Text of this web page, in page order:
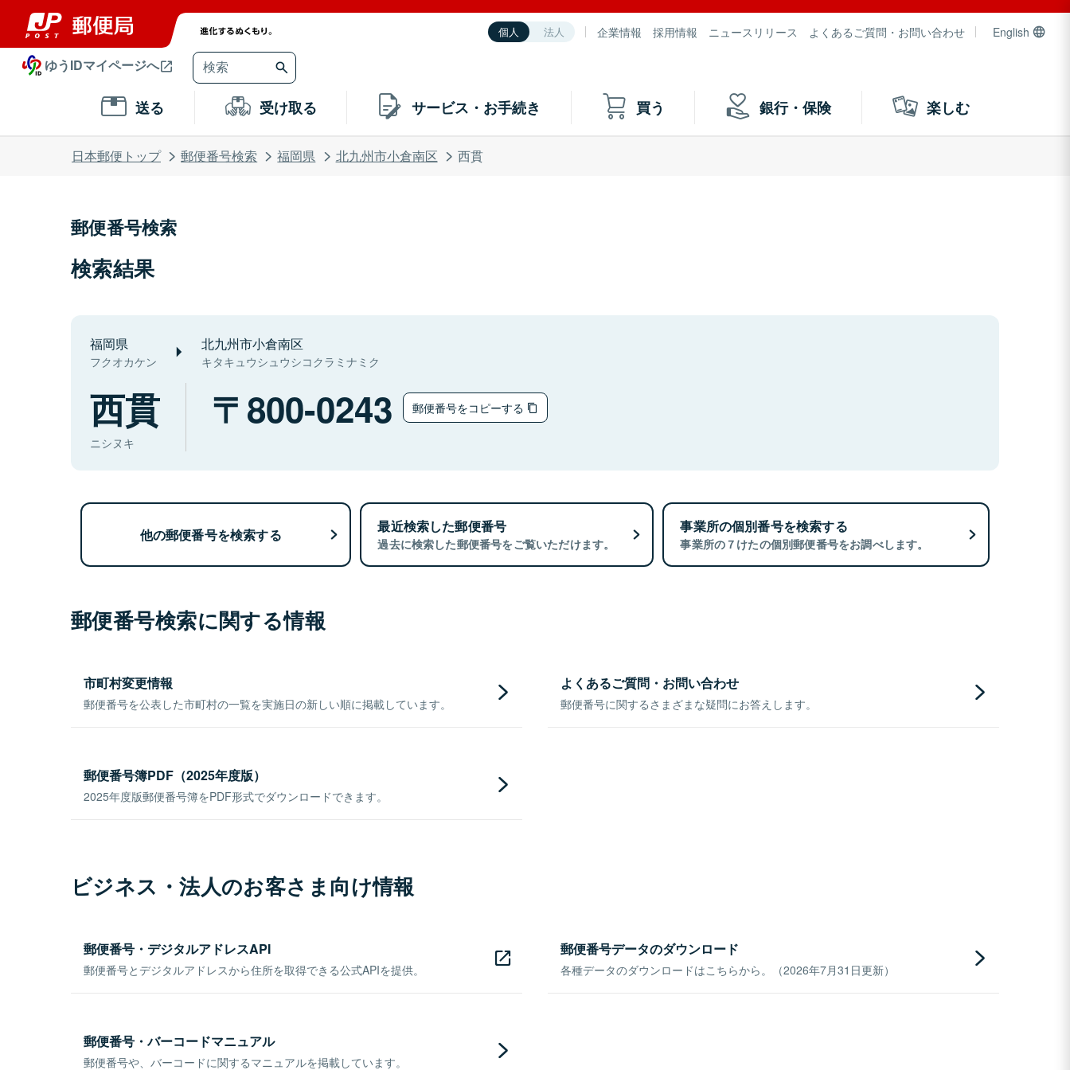
個人 法人 企業情報 採用情報 ニュースリリース よくあるご質問・お問い合わせ English
ゆうIDマイページへ
送る 受け取る サービス・お手続き 買う 銀行・保険 楽しむ
日本郵便トップ 郵便番号検索 福岡県 北九州市小倉南区 西貫
郵便番号検索
検索結果
福岡県
フクオカケン
北九州市小倉南区
キタキュウシュウシコクラミナミク
西貫
ニシヌキ
800-0243 郵便番号をコピーする
他の郵便番号を検索する 最近検索した郵便番号
過去に検索した郵便番号をご覧いただけます。
事業所の個別番号を検索する
事業所の７けたの個別郵便番号をお調べします。
郵便番号検索に関する情報
市町村変更情報
郵便番号を公表した市町村の一覧を実施日の新しい順に掲載しています。
よくあるご質問・お問い合わせ
郵便番号に関するさまざまな疑問にお答えします。
郵便番号簿PDF（2025年度版）
2025年度版郵便番号簿をPDF形式でダウンロードできます。
ビジネス・法人のお客さま向け情報
郵便番号・デジタルアドレスAPI
郵便番号とデジタルアドレスから住所を取得できる公式APIを提供。
郵便番号データのダウンロード
各種データのダウンロードはこちらから。（2026年7月31日更新）
郵便番号・バーコードマニュアル
郵便番号や、バーコードに関するマニュアルを掲載しています。